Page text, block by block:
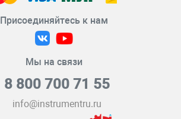
Присоединяйтесь к нам
Мы на связи
8 800 700 71 55
info@instrumentru.ru